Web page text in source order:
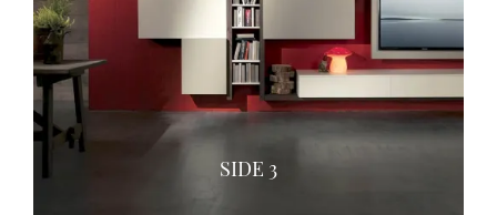
SIDE 3